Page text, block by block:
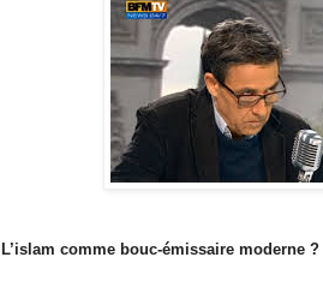
L’islam comme bouc-émissaire moderne ?